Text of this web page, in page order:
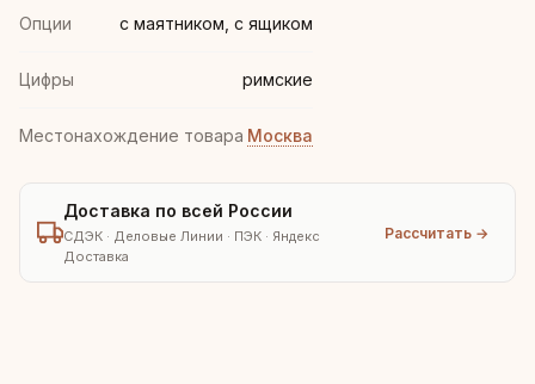
Опции с маятником, с ящиком
Цифры римские
Местонахождение товара Москва
Доставка по всей России
СДЭК · Деловые Линии · ПЭК · Яндекс
Доставка
Рассчитать →